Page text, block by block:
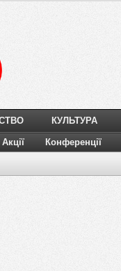
КУЛЬТУРА
Акції Конференції